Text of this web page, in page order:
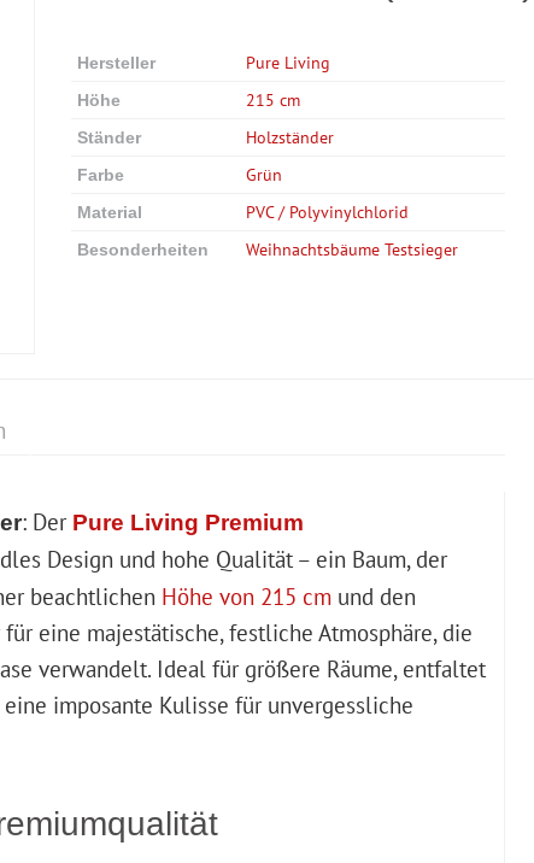
Hersteller Pure Living
Höhe 215 cm
Ständer Holzständer
Farbe Grün
Material PVC / Polyvinylchlorid
Besonderheiten Weihnachtsbäume Testsieger
: Der Pure Living Premium
Design und hohe Qualität – ein Baum, der
beachtlichen Höhe von 215 cm und den
eine majestätische, festliche Atmosphäre, die
verwandelt. Ideal für größere Räume, entfaltet
imposante Kulisse für unvergessliche